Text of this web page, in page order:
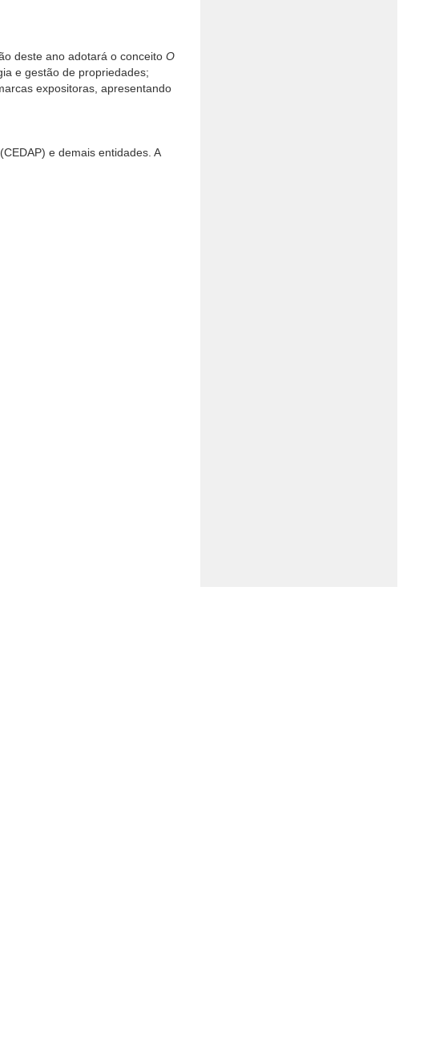
deste ano adotará o conceito O
e gestão de propriedades;
expositoras, apresentando
e demais entidades. A